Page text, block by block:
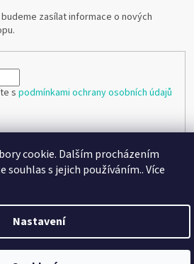
cookie. Dalším procházením
s jejich používáním.. Více
Nastavení
zasílat informace o nových
s podmínkami ochrany osobních údajů